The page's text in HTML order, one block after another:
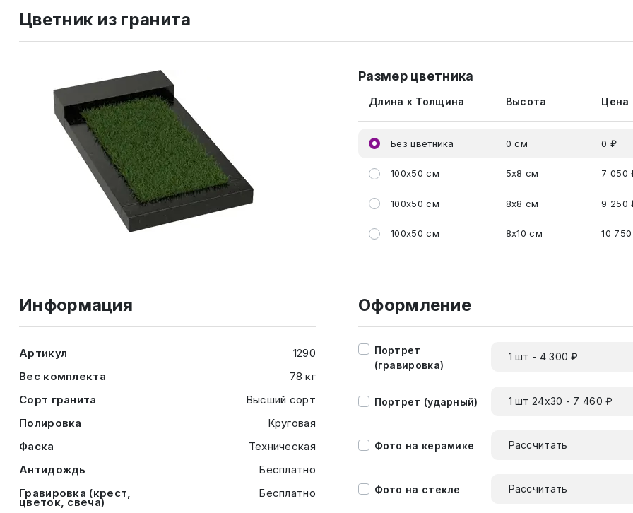
Цветник из гранита
Размер цветника
Длина x Толщина Высота Цена
Без цветника 0 см 0 ₽
100x50 см 5x8 см 7 050
100x50 см 8x8 см 9 250
100x50 см 8x10 см 10
Информация
Артикул
1290
Вес комплекта
78 кг
Сорт гранита
Высший сорт
Полировка
Круговая
Фаска
Техническая
Антидождь
Бесплатно
Гравировка (крест,
цветок, свеча)
Бесплатно
Оформление
Портрет
(гравировка)
1 шт - 4 300 ₽
Портрет (ударный) 1 шт 24х30 - 7 460 ₽
Фото на керамике Рассчитать
Фото на стекле Рассчитать